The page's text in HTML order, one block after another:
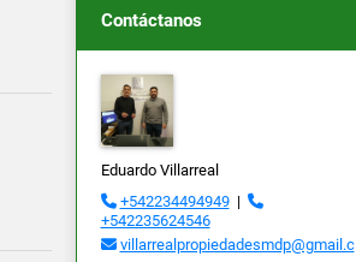
Contáctanos
Eduardo Villarreal
+542234494949|
+542235624546
villarrealpropiedadesmdp@gmail.com